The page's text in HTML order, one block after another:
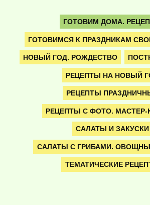
ГОТОВИМ ДОМА.
ГОТОВИМСЯ К ПРАЗДНИКАМ
НОВЫЙ ГОД. РОЖДЕСТВО
РЕЦЕПТЫ НА НОВЫЙ
РЕЦЕПТЫ
РЕЦЕПТЫ С ФОТО.
САЛАТЫ И ЗАКУСКИ
САЛАТЫ С ГРИБАМИ.
ТЕМАТИЧЕСКИЕ